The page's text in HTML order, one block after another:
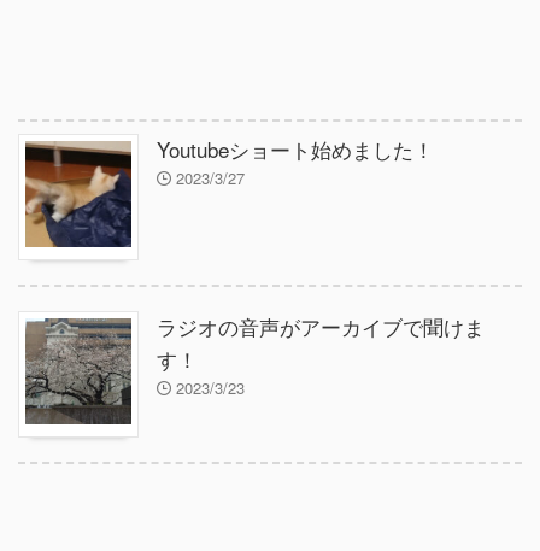
Youtubeショート始めました！
2023/3/27
ラジオの音声がアーカイブで聞けま
す！
2023/3/23